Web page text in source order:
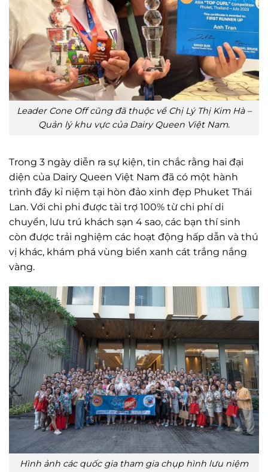
Leader Cone Off cũng đã thuộc về Chị Lý Thị Kim Hà –
Quản lý khu vực của Dairy Queen Việt Nam.
Trong 3 ngày diễn ra sự kiện, tin chắc rằng hai đại
diện của Dairy Queen Việt Nam đã có một hành
trình đầy kỉ niệm tại hòn đảo xinh đẹp Phuket Thái
Lan. Với chi phi được tài trợ 100% từ chi phí di
chuyển, lưu trú khách sạn 4 sao, các bạn thí sinh
còn được trải nghiệm các hoạt động hấp dẫn và thú
vị khác, khám phá vùng biển xanh cát trắng nắng
vàng.
Hình ảnh các quốc gia tham gia chụp hình lưu niệm